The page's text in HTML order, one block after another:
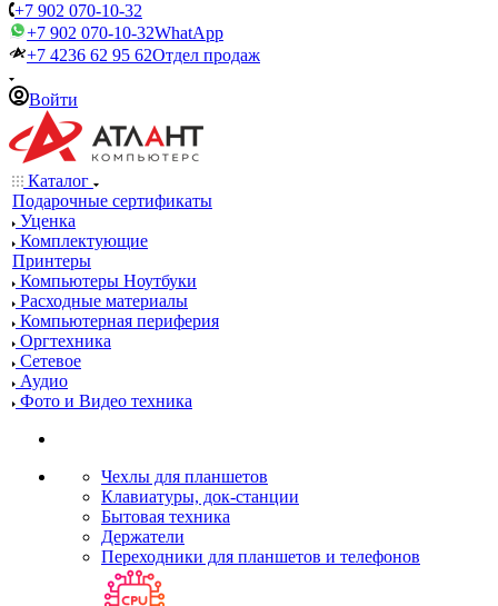
+7 902 070-10-32
+7 902 070-10-32WhatApp
+7 4236 62 95 62Отдел продаж
Войти
Каталог
Подарочные сертификаты
Уценка
Комплектующие
Принтеры
Компьютеры Ноутбуки
Расходные материалы
Компьютерная периферия
Оргтехника
Сетевое
Аудио
Фото и Видео техника
Чехлы для планшетов
Клавиатуры, док-станции
Бытовая техника
Держатели
Переходники для планшетов и телефонов